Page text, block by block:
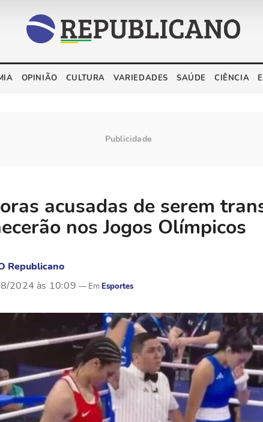
OPINIÃO CULTURA VARIEDADES SAÚDE CIÊNCIA
acusadas de serem
nos Jogos Olímpicos
Republicano
2024 às 10:09
Esportes